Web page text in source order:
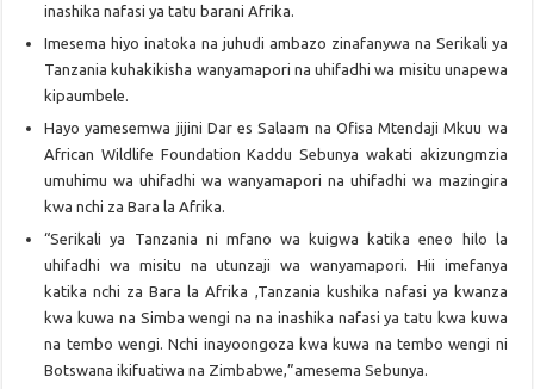
inashika nafasi ya tatu barani Afrika.
Imesema hiyo inatoka na juhudi ambazo zinafanywa na Serikali ya
Tanzania kuhakikisha wanyamapori na uhifadhi wa misitu unapewa
kipaumbele.
Hayo yamesemwa jijini Dar es Salaam na Ofisa Mtendaji Mkuu wa
African Wildlife Foundation Kaddu Sebunya wakati akizungmzia
umuhimu wa uhifadhi wa wanyamapori na uhifadhi wa mazingira
kwa nchi za Bara la Afrika.
“Serikali ya Tanzania ni mfano wa kuigwa katika eneo hilo la
uhifadhi wa misitu na utunzaji wa wanyamapori. Hii imefanya
katika nchi za Bara la Afrika ,Tanzania kushika nafasi ya kwanza
kwa kuwa na Simba wengi na na inashika nafasi ya tatu kwa kuwa
na tembo wengi. Nchi inayoongoza kwa kuwa na tembo wengi ni
Botswana ikifuatiwa na Zimbabwe,”amesema Sebunya.